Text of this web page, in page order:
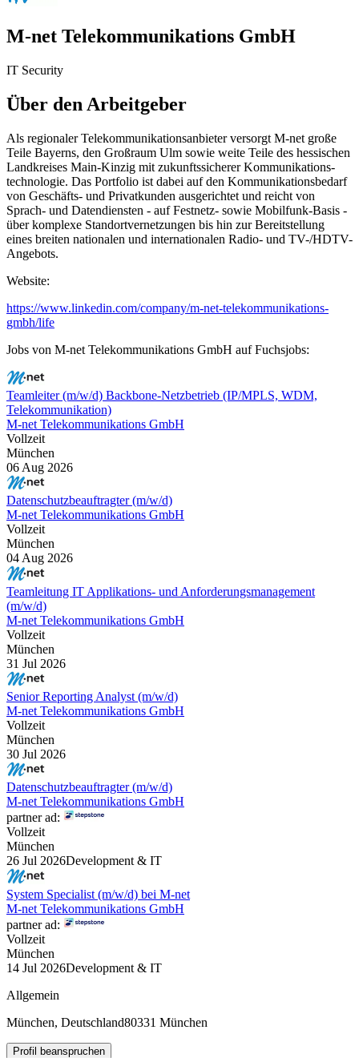
M-net Telekommunikations GmbH
IT Security
Über den Arbeitgeber
Als regionaler Telekommunikationsanbieter versorgt M-net große
Teile Bayerns, den Großraum Ulm sowie weite Teile des hessischen
Landkreises Main-Kinzig mit zukunftssicherer Kommunikations-
technologie. Das Portfolio ist dabei auf den Kommunikationsbedarf
von Geschäfts- und Privatkunden ausgerichtet und reicht von
Sprach- und Datendiensten - auf Festnetz- sowie Mobilfunk-Basis -
über komplexe Standortvernetzungen bis hin zur Bereitstellung
eines breiten nationalen und internationalen Radio- und TV-/HDTV-
Angebots.
Website:
https://www.linkedin.com/company/m-net-telekommunikations-
gmbh/life
Jobs von M-net Telekommunikations GmbH auf Fuchsjobs:
Teamleiter (m/w/d) Backbone-Netzbetrieb (IP/MPLS, WDM,
Telekommunikation)
M-net Telekommunikations GmbH
Vollzeit
München
06 Aug 2026
Datenschutzbeauftragter (m/w/d)
M-net Telekommunikations GmbH
Vollzeit
München
04 Aug 2026
Teamleitung IT Applikations- und Anforderungsmanagement
(m/w/d)
M-net Telekommunikations GmbH
Vollzeit
München
31 Jul 2026
Senior Reporting Analyst (m/w/d)
M-net Telekommunikations GmbH
Vollzeit
München
30 Jul 2026
Datenschutzbeauftragter (m/w/d)
M-net Telekommunikations GmbH
partner ad:
Vollzeit
München
26 Jul 2026Development & IT
System Specialist (m/w/d) bei M-net
M-net Telekommunikations GmbH
partner ad:
Vollzeit
München
14 Jul 2026Development & IT
Allgemein
München, Deutschland80331 München
Profil beanspruchen